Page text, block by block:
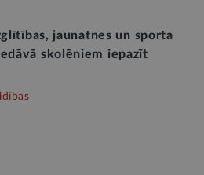
jaunatnes un sporta
skolēniem iepazīt